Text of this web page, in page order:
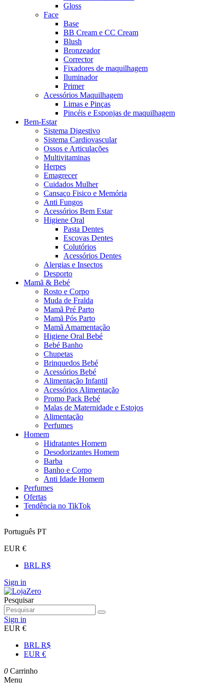
Gloss
Face
Base
BB Cream e CC Cream
Blush
Bronzeador
Corrector
Fixadores de maquilhagem
Iluminador
Primer
Acessórios Maquilhagem
Limas e Pinças
Pincéis e Esponjas de maquilhagem
Bem-Estar
Sistema Digestivo
Sistema Cardiovascular
Ossos e Articulações
Multivitaminas
Herpes
Emagrecer
Cuidados Mulher
Cansaço Fisico e Memória
Anti Fungos
Acessórios Bem Estar
Higiene Oral
Pasta Dentes
Escovas Dentes
Colutórios
Acessórios Dentes
Alergias e Insectos
Desporto
Mamã & Bebé
Rosto e Corpo
Muda de Fralda
Mamã Pré Parto
Mamã Pós Parto
Mamã Amamentação
Higiene Oral Bebé
Bebé Banho
Chupetas
Brinquedos Bebé
Acessórios Bebé
Alimentação Infantil
Acessórios Alimentação
Promo Pack Bebé
Malas de Maternidade e Estojos
Alimentação
Perfumes
Homem
Hidratantes Homem
Desodorizantes Homem
Barba
Banho e Corpo
Anti Idade Homem
Perfumes
Ofertas
Tendência no TikTok
Português PT
EUR €
BRL R$
Sign in
Pesquisar
Sign in
EUR €
BRL R$
EUR €
0 Carrinho
Menu